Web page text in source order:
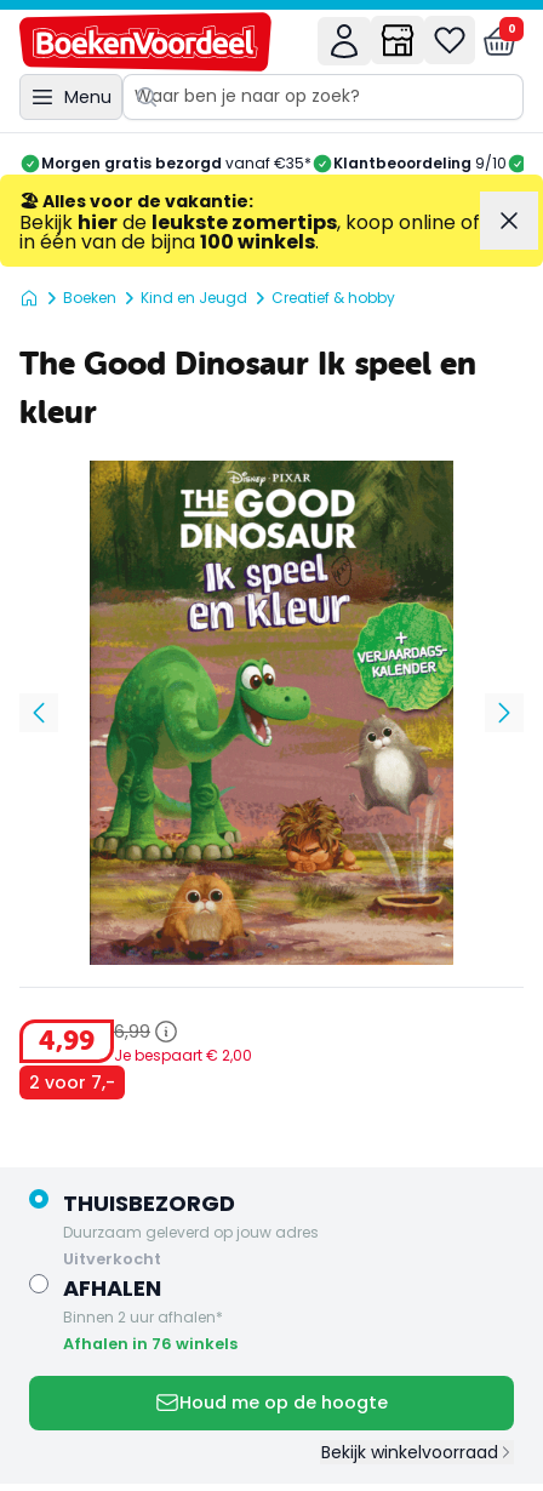
Menu
0
Morgen gratis bezorgd vanaf €35* Klantbeoordeling 9/10
🏖️ Alles voor de vakantie:
Bekijk hierde leukste zomertips, koop online of
in één van de bijna100 winkels.
Boeken Kind en Jeugd Creatief & hobby
The Good Dinosaur Ik speel en
kleur
4,99 6,99
Je bespaart € 2,00
2 voor 7,-
THUISBEZORGD
Duurzaam geleverd op jouw adres
uitverkocht
AFHALEN
Binnen 2 uur afhalen*
Afhalen in 76 winkels
Houd me op de hoogte
Bekijk winkelvoorraad